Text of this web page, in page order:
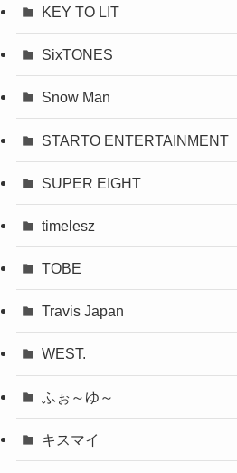
KEY TO LIT
SixTONES
Snow Man
STARTO ENTERTAINMENT
SUPER EIGHT
timelesz
TOBE
Travis Japan
WEST.
ふぉ～ゆ～
キスマイ